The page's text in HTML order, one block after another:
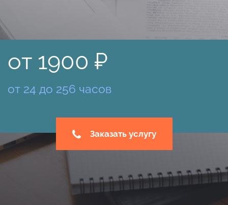
от 1900 ₽
от 24 до 256 часов
Заказать услугу